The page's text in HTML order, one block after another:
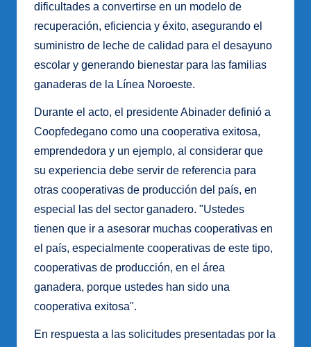
dificultades a convertirse en un modelo de
recuperación, eficiencia y éxito, asegurando el
suministro de leche de calidad para el desayuno
escolar y generando bienestar para las familias
ganaderas de la Línea Noroeste.
Durante el acto, el presidente Abinader definió a
Coopfedegano como una cooperativa exitosa,
emprendedora y un ejemplo, al considerar que
su experiencia debe servir de referencia para
otras cooperativas de producción del país, en
especial las del sector ganadero. "Ustedes
tienen que ir a asesorar muchas cooperativas en
el país, especialmente cooperativas de este tipo,
cooperativas de producción, en el área
ganadera, porque ustedes han sido una
cooperativa exitosa".
En respuesta a las solicitudes presentadas por la